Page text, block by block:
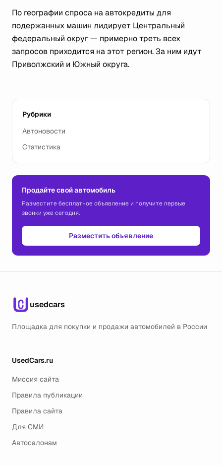
По географии спроса на автокредиты для
подержанных машин лидирует Центральный
федеральный округ — примерно треть всех
запросов приходится на этот регион. За ним идут
Приволжский и Южный округа.
Рубрики
Автоновости
Статистика
Продайте свой автомобиль
Разместите бесплатное объявление и получите первые
звонки уже сегодня.
Разместить объявление
usedcars
Площадка для покупки и продажи автомобилей в России
UsedCars.ru
Миссия сайта
Правила публикации
Правила сайта
Для СМИ
Автосалонам